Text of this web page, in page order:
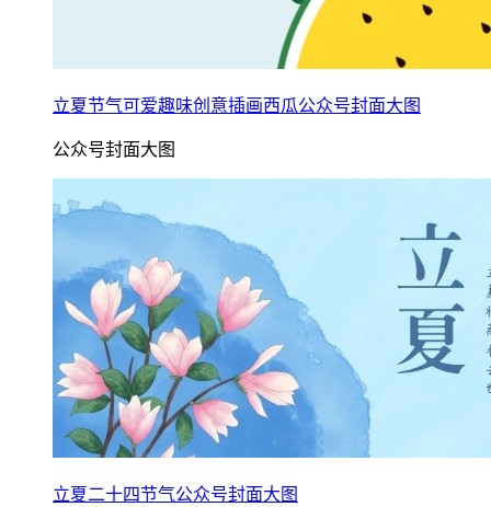
立夏节气可爱趣味创意插画西瓜公众号封面大图
公众号封面大图
立夏二十四节气公众号封面大图